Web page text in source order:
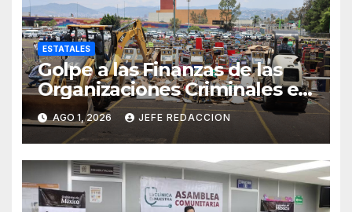
ESTATALES
Golpe a las Finanzas de las
Organizaciones Criminales en
Operativos
Interinstitucionales
AGO 1, 2026 JEFE REDACCION